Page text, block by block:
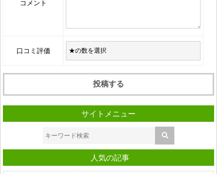
コメント
口コミ評価
サイトメニュー
人気の記事